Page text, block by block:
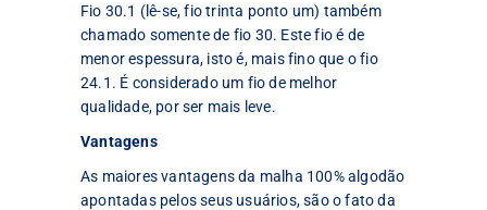
Fio 30.1 (lê-se, fio trinta ponto um) também
chamado somente de fio 30. Este fio é de
menor espessura, isto é, mais fino que o fio
24.1. É considerado um fio de melhor
qualidade, por ser mais leve.
Vantagens
As maiores vantagens da malha 100% algodão
apontadas pelos seus usuários, são o fato da